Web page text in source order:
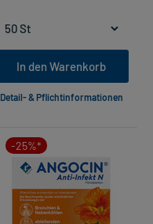
In den Warenkorb
Detail- & Pflichtinformationen
-25%*